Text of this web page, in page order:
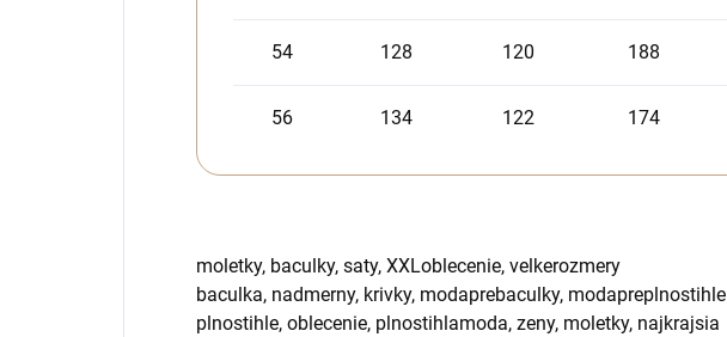
54 128 120 188
56 134 122 174
moletky, baculky, saty, XXLoblecenie, velkerozmery
baculka, nadmerny, krivky, modaprebaculky, modapreplnostihle
plnostihle, oblecenie, plnostihlamoda, zeny, moletky, najkrajsia